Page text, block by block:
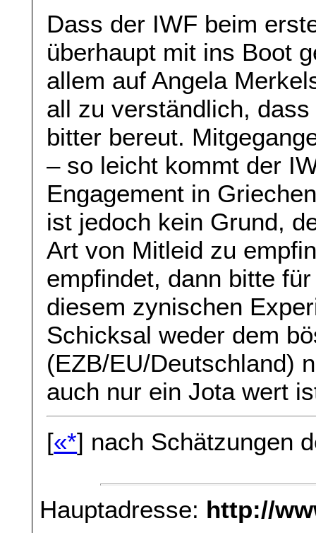
Dass der IWF beim
überhaupt mit ins Boot
allem auf Angela
all zu verständlich,
bitter bereut.
– so leicht kommt der
Engagement in
ist jedoch kein Grund,
Art von Mitleid zu
empfindet, dann bitte
diesem zynischen
Schicksal weder dem
(EZB/EU/Deutschland)
auch nur ein Jota wert
[«*] nach Schätzungen
Hauptadresse: http://